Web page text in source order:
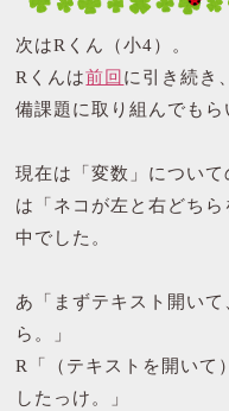
次はRくん（小4）。
Rくんは前回 に引き続き
備課題に取り組んでもら
現在は「変数」につい
は「ネコが左と右どち
中でした。
あ「まずテキスト開い
ら。」
R「（テキストを開い
したっけ。」